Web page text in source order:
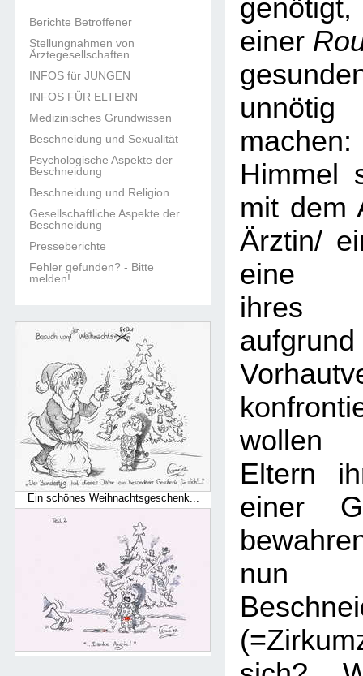
Berichte Betroffener
Stellungnahmen von
Ärztegesellschaften
INFOS für JUNGEN
INFOS FÜR ELTERN
Medizinisches Grundwissen
Beschneidung und Sexualität
Psychologische Aspekte der
Beschneidung
Beschneidung und Religion
Gesellschaftliche Aspekte der
Beschneidung
Presseberichte
Fehler gefunden? - Bitte
melden!
Ein schönes Weihnachtsgeschenk...
einer
Himmel
mit dem
Ärztin/
eine
ihres
wollen
Eltern
einer
nun